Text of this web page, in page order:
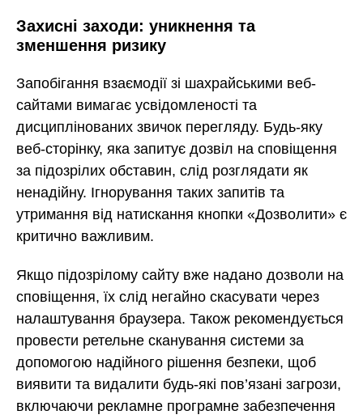
Захисні заходи: уникнення та
зменшення ризику
Запобігання взаємодії зі шахрайськими веб-
сайтами вимагає усвідомленості та
дисциплінованих звичок перегляду. Будь-яку
веб-сторінку, яка запитує дозвіл на сповіщення
за підозрілих обставин, слід розглядати як
ненадійну. Ігнорування таких запитів та
утримання від натискання кнопки «Дозволити» є
критично важливим.
Якщо підозрілому сайту вже надано дозволи на
сповіщення, їх слід негайно скасувати через
налаштування браузера. Також рекомендується
провести ретельне сканування системи за
допомогою надійного рішення безпеки, щоб
виявити та видалити будь-які пов’язані загрози,
включаючи рекламне програмне забезпечення